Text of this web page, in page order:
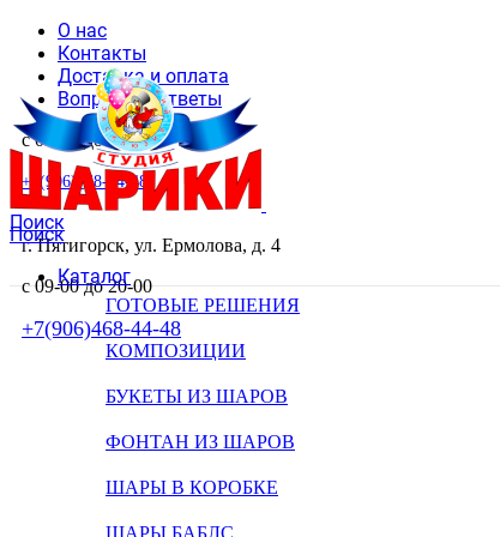
О нас
Контакты
Доставка и оплата
Вопросы и ответы
с 09-00 до 20-00
+7(906)468-44-48
Поиск
г. Пятигорск, ул. Ермолова, д. 4
с 09-00 до 20-00
+7(906)468-44-48
Поиск
Каталог
ГОТОВЫЕ РЕШЕНИЯ
КОМПОЗИЦИИ
БУКЕТЫ ИЗ ШАРОВ
ФОНТАН ИЗ ШАРОВ
ШАРЫ В КОРОБКЕ
ШАРЫ БАБЛС